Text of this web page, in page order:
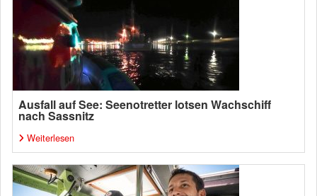
Ausfall auf See: Seenotretter lotsen Wachschiff
nach Sassnitz
Weiterlesen